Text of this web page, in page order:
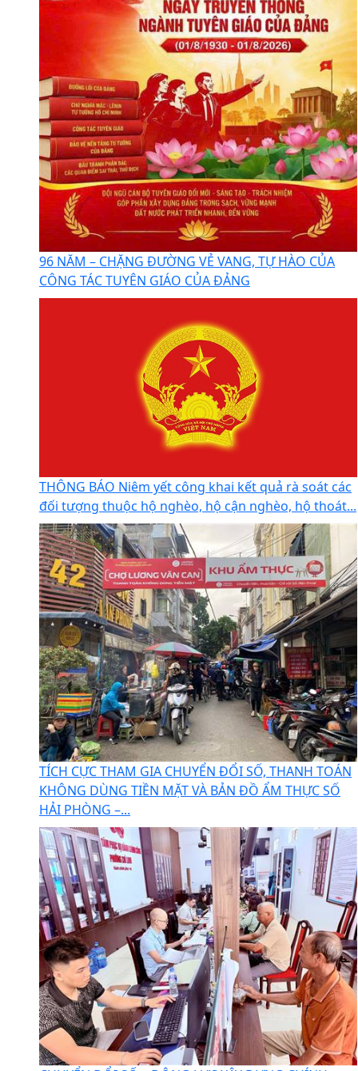
96 NĂM – CHẶNG ĐƯỜNG VẺ VANG, TỰ HÀO CỦA
CÔNG TÁC TUYÊN GIÁO CỦA ĐẢNG
THÔNG BÁO Niêm yết công khai kết quả rà soát các
đối tượng thuộc hộ nghèo, hộ cận nghèo, hộ thoát...
TÍCH CỰC THAM GIA CHUYỂN ĐỔI SỐ, THANH TOÁN
KHÔNG DÙNG TIỀN MẶT VÀ BẢN ĐỒ ẨM THỰC SỐ
HẢI PHÒNG –...